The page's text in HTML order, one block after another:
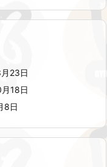
23日
18日
8日